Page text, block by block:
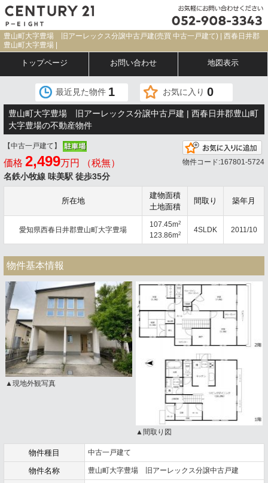
豊山町大字豊場 旧アーレックス分譲中古戸建(売買 中古一戸建て) | 西春日井郡
豊山町大字豊場 |
トップページ お問い合わせ 地図表示
最近見た物件 1 お気に入り 0
豊山町大字豊場 旧アーレックス分譲中古戸建 | 西春日井郡豊山町
大字豊場の不動産物件
【中古一戸建て】
価格 2,499万円 （税無）
名鉄小牧線 味美駅 徒歩35分
物件コード:167801-5724
所在地
建物面積
土地面積
間取り 築年月
愛知県西春日井郡豊山町大字豊場
107.45m2
123.86m2 4SLDK 2011/10
物件基本情報
▲現地外観写真
▲間取り図
物件種目 中古一戸建て
物件名称 豊山町大字豊場 旧アーレックス分譲中古戸建